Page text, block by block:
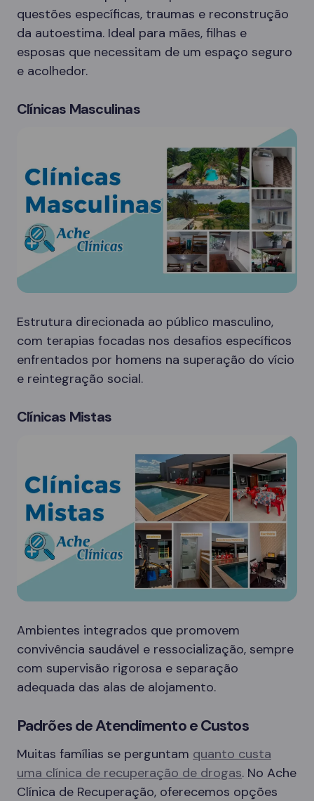
questões específicas, traumas e reconstrução
da autoestima. Ideal para mães, filhas e
esposas que necessitam de um espaço seguro
e acolhedor.
Clínicas Masculinas
Estrutura direcionada ao público masculino,
com terapias focadas nos desafios específicos
enfrentados por homens na superação do vício
e reintegração social.
Clínicas Mistas
Ambientes integrados que promovem
convivência saudável e ressocialização, sempre
com supervisão rigorosa e separação
adequada das alas de alojamento.
Padrões de Atendimento e Custos
Muitas famílias se perguntam quanto custa
uma clínica de recuperação de drogas. No Ache
Clínica de Recuperação, oferecemos opções